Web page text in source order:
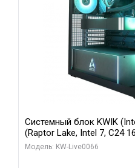
Системный блок KWIK
(Raptor Lake, Intel 7, C24
модуля)/ Gigabyte RTX5080
Модель: KW-Live0066